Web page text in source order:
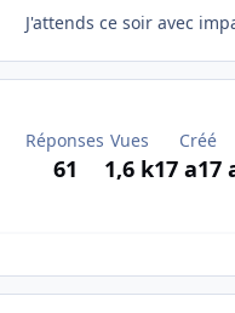
J'attends ce soir avec
Réponses
61
Vues
1,6 k
Créé
17 a17